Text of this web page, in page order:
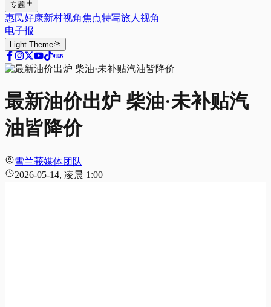
专题
惠民好康新村视角焦点特写旅人视角
电子报
Light Theme
最新油价出炉 柴油·未补贴汽
油皆降价
雪兰莪媒体团队
2026-05-14, 凌晨 1:00